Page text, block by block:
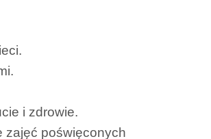
i zdrowie.
zajęć poświęconych